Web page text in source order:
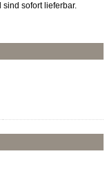
sofort lieferbar.